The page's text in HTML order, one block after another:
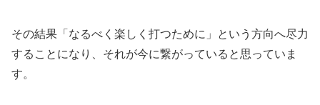
その結果「なるべく楽しく打つために」という方向へ尽力
することになり、それが今に繋がっていると思っていま
す。